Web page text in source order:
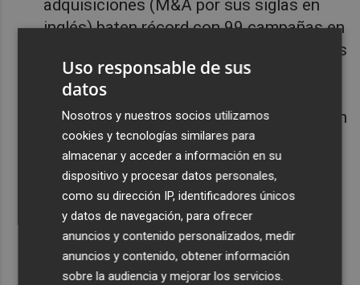
adquisiciones (M&A por sus siglas en
inglés) baten récord con 99 campañas en
2019, correspondiente a un 47% de todas
las campañas frente a un 35% en años
anteriores. Los 24.1bn de dólares
invertidos en campañas relacionadas con
fusiones y adquisiciones en 2019
representan un 60% del capital total
invertido. Solo en el sector tecnológico
se utilizaron 7.0 mil millones de dólares
en campañas relacionadas con fusiones
y adquisiciones
Se registra un grupo más amplio de
Uso responsable de sus
datos
Nosotros y nuestros socios utilizamos
cookies y tecnologías similares para
almacenar y acceder a información en su
dispositivo y procesar datos personales,
como su dirección IP, identificadores únicos
y datos de navegación, para ofrecer
anuncios y contenido personalizados, medir
anuncios y contenido, obtener información
sobre la audiencia y mejorar los servicios.